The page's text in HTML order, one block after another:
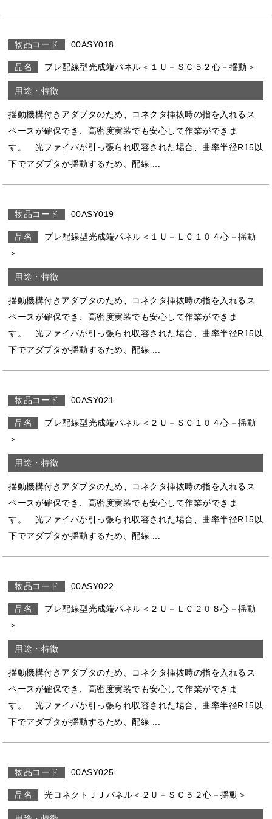
00ASY018
プレ配線型光成端パネル＜１Ｕ－ＳＣ５２心－揺動＞
揺動機構付きアダプタのため、コネクタ挿抜時の指を入れるス
ペースが確保でき、高密度実装でも安心して作業ができま
す。 光ファイバが引っ張られ収容された場合、曲率半径R15以
下でアダプタが揺動するため、配線 ...
00ASY019
プレ配線型光成端パネル＜１Ｕ－ＬＣ１０４心－揺動
＞
揺動機構付きアダプタのため、コネクタ挿抜時の指を入れるス
ペースが確保でき、高密度実装でも安心して作業ができま
す。 光ファイバが引っ張られ収容された場合、曲率半径R15以
下でアダプタが揺動するため、配線 ...
00ASY021
プレ配線型光成端パネル＜２Ｕ－ＳＣ１０４心－揺動
＞
揺動機構付きアダプタのため、コネクタ挿抜時の指を入れるス
ペースが確保でき、高密度実装でも安心して作業ができま
す。 光ファイバが引っ張られ収容された場合、曲率半径R15以
下でアダプタが揺動するため、配線 ...
00ASY022
プレ配線型光成端パネル＜２Ｕ－ＬＣ２０８心－揺動
＞
揺動機構付きアダプタのため、コネクタ挿抜時の指を入れるス
ペースが確保でき、高密度実装でも安心して作業ができま
す。 光ファイバが引っ張られ収容された場合、曲率半径R15以
下でアダプタが揺動するため、配線 ...
00ASY025
光コネクトＪＪパネル＜２Ｕ－ＳＣ５２心－揺動＞